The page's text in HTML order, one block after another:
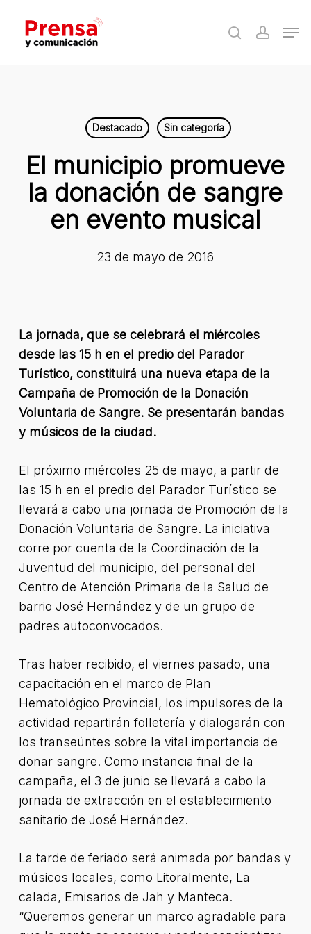
main
search
Destacado Sin categoría
El municipio promueve
la donación de sangre
en evento musical
23 de mayo de 2016
La jornada, que se celebrará el miércoles
desde las 15 h en el predio del Parador
Turístico, constituirá una nueva etapa de la
Campaña de Promoción de la Donación
Voluntaria de Sangre. Se presentarán bandas
y músicos de la ciudad.
El próximo miércoles 25 de mayo, a partir de
las 15 h en el predio del Parador Turístico se
llevará a cabo una jornada de Promoción de la
Donación Voluntaria de Sangre. La iniciativa
corre por cuenta de la Coordinación de la
Juventud del municipio, del personal del
Centro de Atención Primaria de la Salud de
barrio José Hernández y de un grupo de
padres autoconvocados.
Tras haber recibido, el viernes pasado, una
capacitación en el marco de Plan
Hematológico Provincial, los impulsores de la
actividad repartirán folletería y dialogarán con
los transeúntes sobre la vital importancia de
donar sangre. Como instancia final de la
campaña, el 3 de junio se llevará a cabo la
jornada de extracción en el establecimiento
sanitario de José Hernández.
La tarde de feriado será animada por bandas y
músicos locales, como Litoralmente, La
calada, Emisarios de Jah y Manteca.
“Queremos generar un marco agradable para